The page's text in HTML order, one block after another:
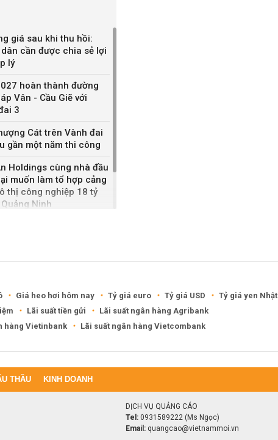
giá sau khi thu hồi:
cần được chia sẻ lợi
lý
hoàn thành đường
Vân - Cầu Giẽ với
3
Cát trên Vành đai
gần một năm thi công
Holdings cùng nhà đầu
muốn làm tổ hợp cảng
thị công nghiệp 18 tỷ
Quảng Ninh
Giá heo hơi hôm nay Tỷ giá euro Tỷ giá USD
Tỷ giá yen Nhật
Lãi suất tiền gửi
Lãi suất ngân hàng Agribank
hàng Vietinbank Lãi suất ngân hàng Vietcombank
THẦU KINH DOANH
DỊCH VỤ QUẢNG CÁO
Tel: 0931589222 (Ms Ngọc)
Email: quangcao@vietnammoi.vn